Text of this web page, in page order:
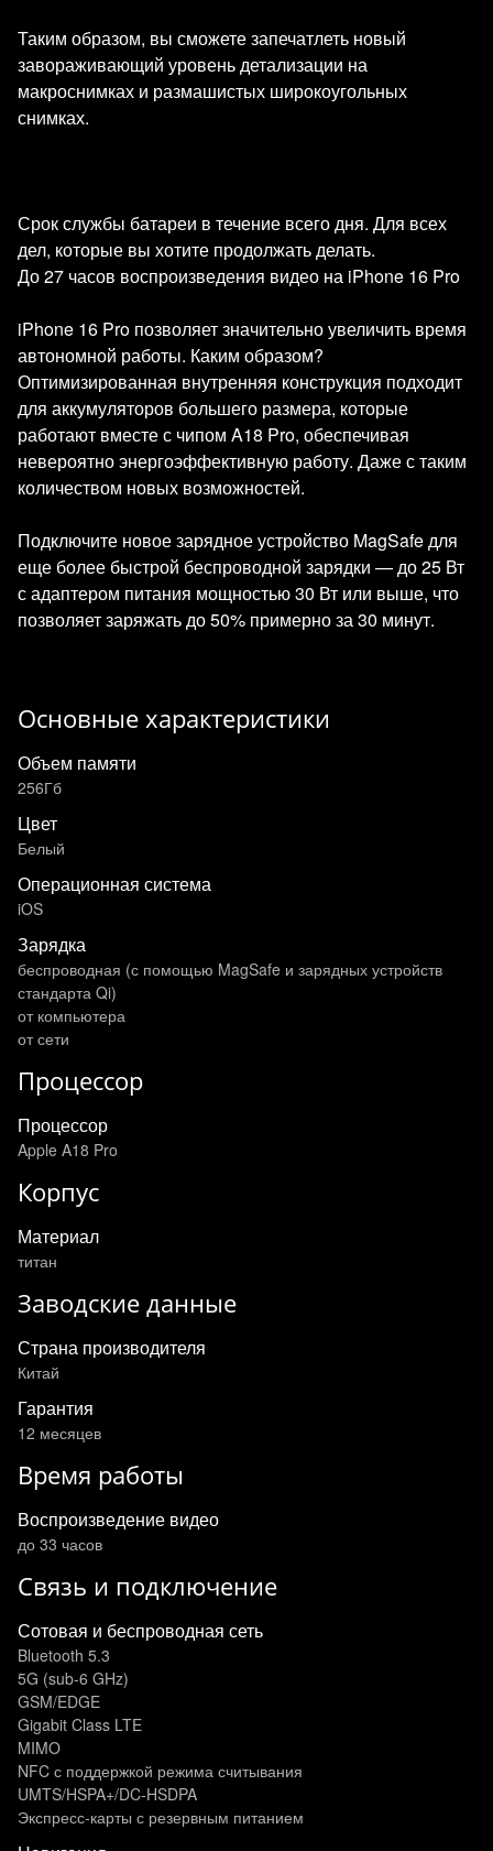
Таким образом, вы сможете запечатлеть новый
завораживающий уровень детализации на
макроснимках и размашистых широкоугольных
снимках.
Срок службы батареи в течение всего дня. Для всех
дел, которые вы хотите продолжать делать.
До 27 часов воспроизведения видео на iPhone 16 Pro
iPhone 16 Pro позволяет значительно увеличить время
автономной работы. Каким образом?
Оптимизированная внутренняя конструкция подходит
для аккумуляторов большего размера, которые
работают вместе с чипом A18 Pro, обеспечивая
невероятно энергоэффективную работу. Даже с таким
количеством новых возможностей.
Подключите новое зарядное устройство MagSafe для
еще более быстрой беспроводной зарядки — до 25 Вт
с адаптером питания мощностью 30 Вт или выше, что
позволяет заряжать до 50% примерно за 30 минут.
Основные характеристики
Объем памяти
256Гб
Цвет
Белый
Операционная система
iOS
Зарядка
беспроводная (с помощью MagSafe и зарядных устройств
стандарта Qi)
от компьютера
от сети
Процессор
Процессор
Apple A18 Pro
Корпус
Материал
титан
Заводские данные
Страна производителя
Китай
Гарантия
12 месяцев
Время работы
Воспроизведение видео
до 33 часов
Связь и подключение
Сотовая и беспроводная сеть
Bluetooth 5.3
5G (sub‑6 GHz)
GSM/EDGE
Gigabit Class LTE
MIMO
NFC с поддержкой режима считывания
UMTS/HSPA+/DC‑HSDPA
Экспресс‑карты с резервным питанием